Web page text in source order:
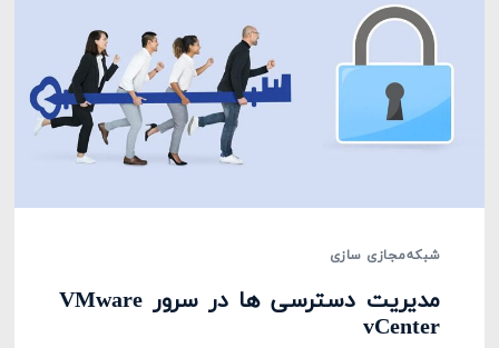
شبکهمجازی سازی
مدیریت دسترسی‌ ها در سرور VMware
vCenter